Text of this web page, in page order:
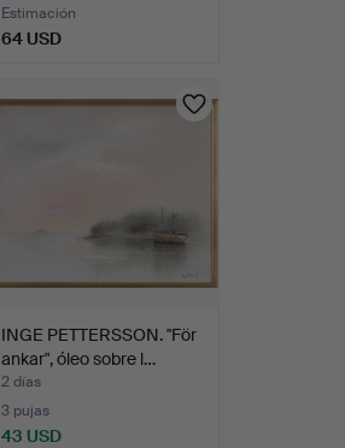
Estimación
64 USD
INGE PETTERSSON. "För
ankar", óleo sobre l…
2 días
3 pujas
43 USD